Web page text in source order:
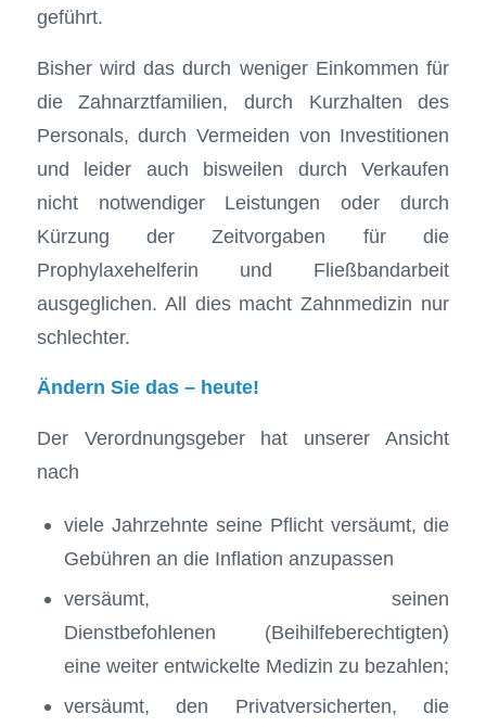
geführt.
Bisher wird das durch weniger Einkommen für
die Zahnarztfamilien, durch Kurzhalten des
Personals, durch Vermeiden von Investitionen
und leider auch bisweilen durch Verkaufen
nicht notwendiger Leistungen oder durch
Kürzung der Zeitvorgaben für die
Prophylaxehelferin und Fließbandarbeit
ausgeglichen. All dies macht Zahnmedizin nur
schlechter.
Ändern Sie das – heute!
Der Verordnungsgeber hat unserer Ansicht
nach
viele Jahrzehnte seine Pflicht versäumt, die
Gebühren an die Inflation anzupassen
versäumt, seinen
Dienstbefohlenen (Beihilfeberechtigten)
eine weiter entwickelte Medizin zu bezahlen;
versäumt, den Privatversicherten, die